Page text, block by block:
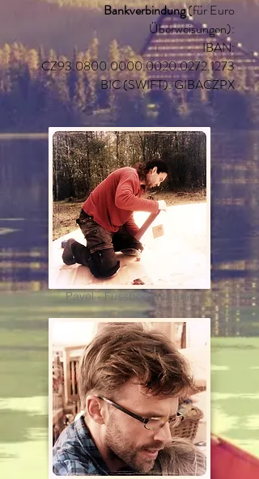
Bankverbindung(für Euro
Überweisungen):
IBAN:
CZ93.0800.0000.0020.0272.1273
BIC (SWIFT): GIBACZPX
Pavel - Fussbodenbauer